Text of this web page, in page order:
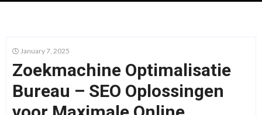
January 7, 2025
Zoekmachine Optimalisatie
Bureau – SEO Oplossingen